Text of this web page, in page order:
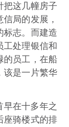
这几幢房子
局的发展，
标志。而建造
工处理银信和
的员工，在船
该是一片繁华
在十多年之
座骑楼式的排